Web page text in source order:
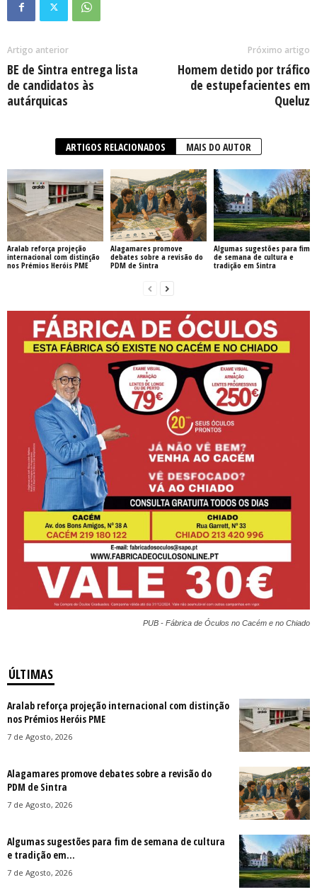
Artigo anterior
BE de Sintra entrega lista
de candidatos às
autárquicas
Próximo artigo
Homem detido por tráfico
de estupefacientes em
Queluz
ARTIGOS RELACIONADOS MAIS DO AUTOR
Aralab reforça projeção
internacional com distinção
nos Prémios Heróis PME
Alagamares promove
debates sobre a revisão do
PDM de Sintra
Algumas sugestões para fim
de semana de cultura e
tradição em Sintra
PUB - Fábrica de Óculos no Cacém e no Chiado
ÚLTIMAS
Aralab reforça projeção internacional com distinção
nos Prémios Heróis PME
7 de Agosto, 2026
Alagamares promove debates sobre a revisão do
PDM de Sintra
7 de Agosto, 2026
Algumas sugestões para fim de semana de cultura
e tradição em...
7 de Agosto, 2026